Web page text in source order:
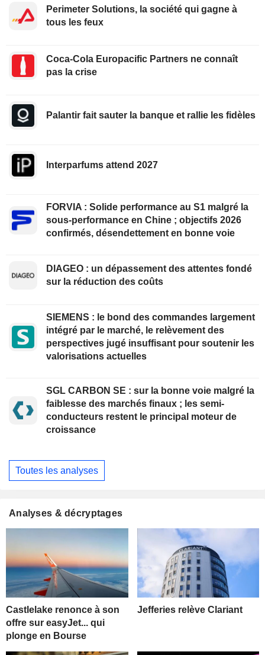
Perimeter Solutions, la société qui gagne à
tous les feux
Coca-Cola Europacific Partners ne connaît
pas la crise
Palantir fait sauter la banque et rallie les fidèles
Interparfums attend 2027
FORVIA : Solide performance au S1 malgré la
sous-performance en Chine ; objectifs 2026
confirmés, désendettement en bonne voie
DIAGEO : un dépassement des attentes fondé
sur la réduction des coûts
SIEMENS : le bond des commandes largement
intégré par le marché, le relèvement des
perspectives jugé insuffisant pour soutenir les
valorisations actuelles
SGL CARBON SE : sur la bonne voie malgré la
faiblesse des marchés finaux ; les semi-
conducteurs restent le principal moteur de
croissance
Toutes les analyses
Analyses & décryptages
Castlelake renonce à son
offre sur easyJet... qui
plonge en Bourse
Jefferies relève Clariant